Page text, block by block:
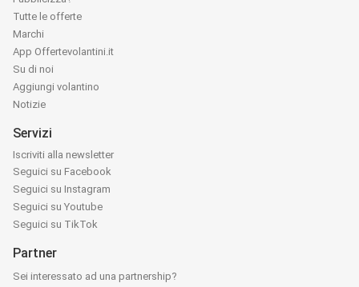
Tutte le offerte
Marchi
App Offertevolantini.it
Su di noi
Aggiungi volantino
Notizie
Servizi
Iscriviti alla newsletter
Seguici su Facebook
Seguici su Instagram
Seguici su Youtube
Seguici su TikTok
Partner
Sei interessato ad una partnership?